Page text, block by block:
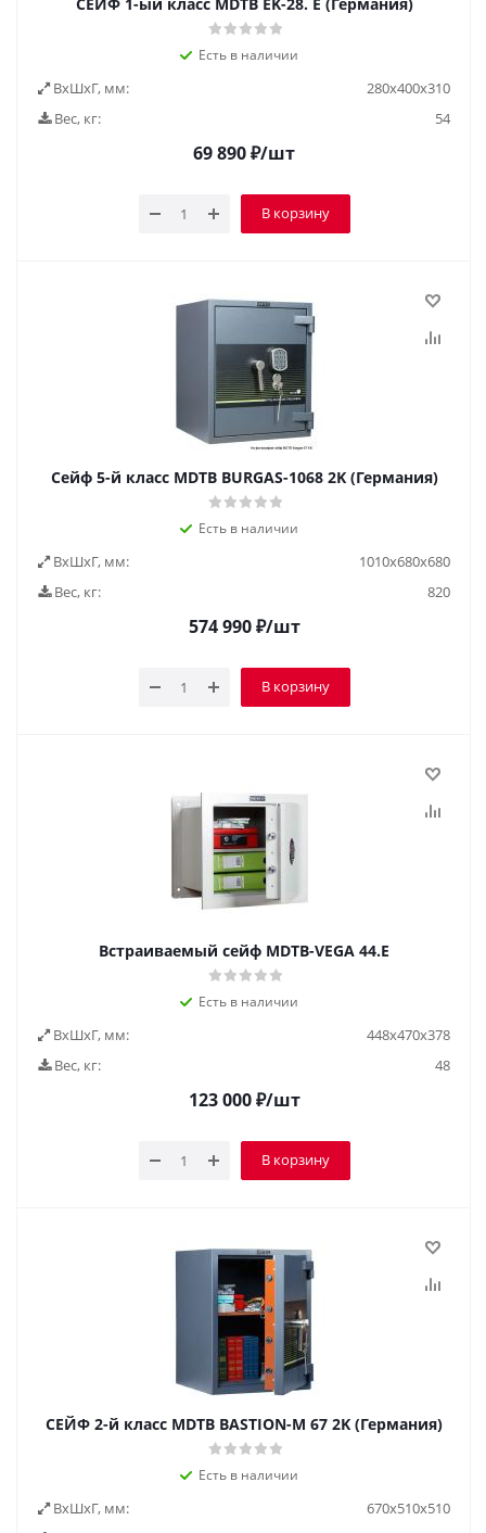
Есть в наличии
ВxШxГ, мм:
280x400x310
Вес, кг:
54
69 890₽/шт
В корзину
Сейф 5-й класс MDTB BURGAS-1068 2K (Германия)
Есть в наличии
ВxШxГ, мм:
1010x680x680
Вес, кг:
820
574 990₽/шт
В корзину
Встраиваемый сейф MDTB-VEGA 44.E
Есть в наличии
ВxШxГ, мм:
448x470x378
Вес, кг:
48
123 000₽/шт
В корзину
СЕЙФ 2-й класс MDTB BASTION-M 67 2K (Германия)
Есть в наличии
ВxШxГ, мм:
670x510x510